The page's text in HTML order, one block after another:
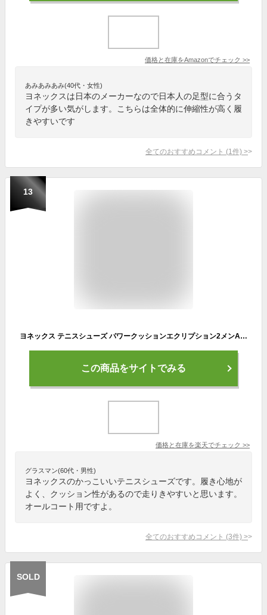
価格と在庫をAmazonでチェック >>
あみあみあみ(40代・女性)
ヨネックスは日本のメーカーなので日本人の足型に合うタ
イプが多い気がします。こちらは全体的に伸縮性が高く履
きやすいです
全てのおすすめコメント (1 件) >
13
ヨネックス テニスシューズ パワークッションエクリプション2メンAC SHTE2MAC-100 メンズ ユニセックス オールコート 2018AW
この商品をサイトでみる
価格と在庫を楽天でチェック >>
グラスマン(60代・男性)
ヨネックスのかっこいいテニスシューズです。履き心地が
よく、クッション性があるので走りきやすいと思います。
オールコート用ですよ。
全てのおすすめコメント (3件) >
SOLD